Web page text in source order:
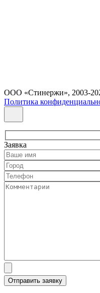
ООО «Стинержи», 2003-
Политика
Заявка